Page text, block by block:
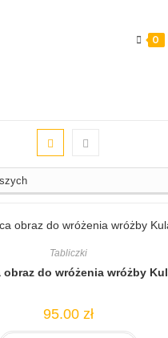
0
Tabliczki
obraz do wróżenia wróżby
95.00 zł